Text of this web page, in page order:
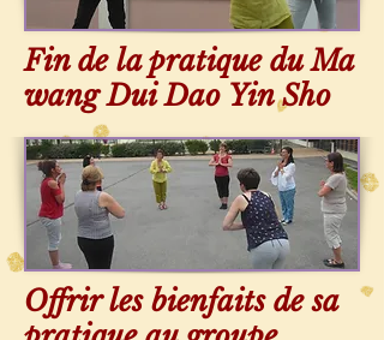
Fin de la pratique du Ma
wang Dui Dao Yin Sho
Offrir les bienfaits de sa